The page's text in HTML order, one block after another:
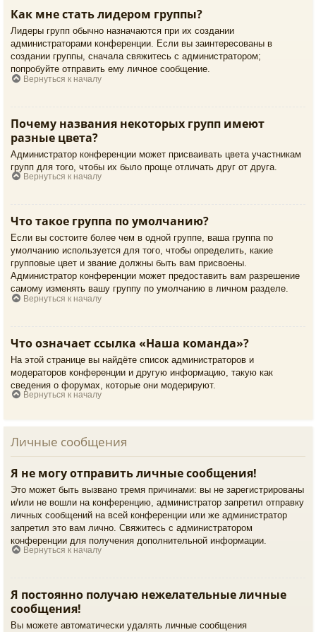
Как мне стать лидером группы?
Лидеры групп обычно назначаются при их создании
администраторами конференции. Если вы заинтересованы в
создании группы, сначала свяжитесь с администратором;
попробуйте отправить ему личное сообщение.
Вернуться к началу
Почему названия некоторых групп имеют
разные цвета?
Администратор конференции может присваивать цвета участникам
групп для того, чтобы их было проще отличать друг от друга.
Вернуться к началу
Что такое группа по умолчанию?
Если вы состоите более чем в одной группе, ваша группа по
умолчанию используется для того, чтобы определить, какие
групповые цвет и звание должны быть вам присвоены.
Администратор конференции может предоставить вам разрешение
самому изменять вашу группу по умолчанию в личном разделе.
Вернуться к началу
Что означает ссылка «Наша команда»?
На этой странице вы найдёте список администраторов и
модераторов конференции и другую информацию, такую как
сведения о форумах, которые они модерируют.
Вернуться к началу
Личные сообщения
Я не могу отправить личные сообщения!
Это может быть вызвано тремя причинами: вы не зарегистрированы
и/или не вошли на конференцию, администратор запретил отправку
личных сообщений на всей конференции или же администратор
запретил это вам лично. Свяжитесь с администратором
конференции для получения дополнительной информации.
Вернуться к началу
Я постоянно получаю нежелательные личные
сообщения!
Вы можете автоматически удалять личные сообщения